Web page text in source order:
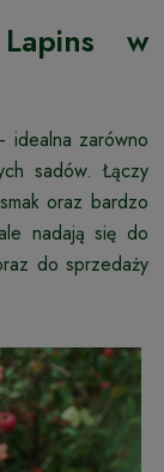
w
idealna zarówno
sadów. Łączy
oraz bardzo
nadają się do
do sprzedaży